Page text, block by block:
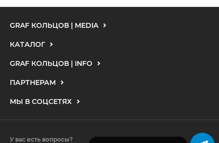
GRAF КОЛЬЦОВ | MEDIA
КАТАЛОГ
GRAF КОЛЬЦОВ | INFO
ПАРТНЕРАМ
МЫ В СОЦСЕТЯХ
У вас есть вопросы?